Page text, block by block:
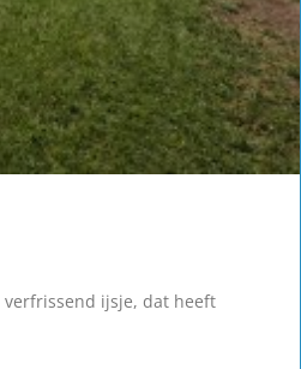
verfrissend ijsje, dat heeft